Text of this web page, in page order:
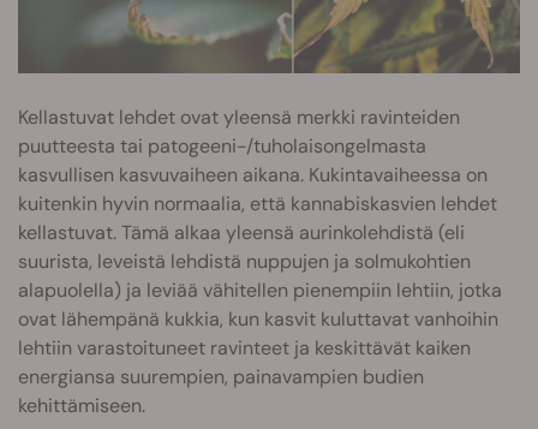
Kellastuvat lehdet ovat yleensä merkki ravinteiden
puutteesta tai patogeeni-/tuholaisongelmasta
kasvullisen kasvuvaiheen aikana. Kukintavaiheessa on
kuitenkin hyvin normaalia, että kannabiskasvien lehdet
kellastuvat. Tämä alkaa yleensä aurinkolehdistä (eli
suurista, leveistä lehdistä nuppujen ja solmukohtien
alapuolella) ja leviää vähitellen pienempiin lehtiin, jotka
ovat lähempänä kukkia, kun kasvit kuluttavat vanhoihin
lehtiin varastoituneet ravinteet ja keskittävät kaiken
energiansa suurempien, painavampien budien
kehittämiseen.